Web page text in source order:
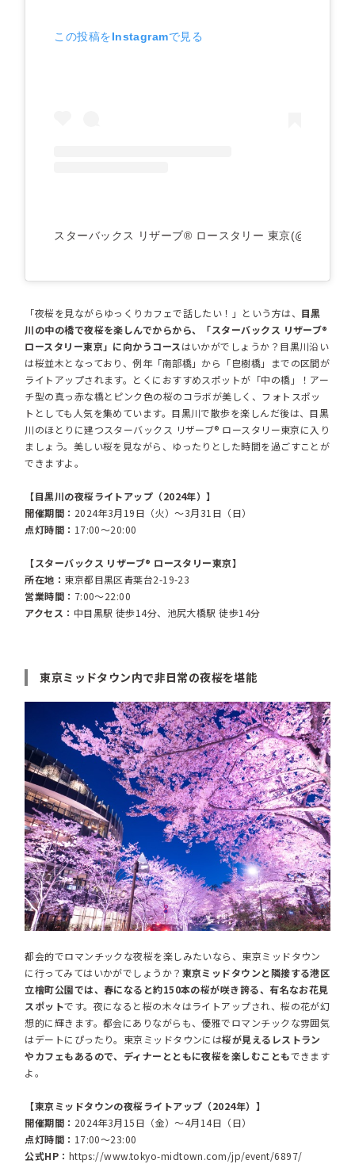
この投稿をInstagramで見る
スターバックス リザーブ®︎ ロースタリー 東京
「夜桜を見ながらゆっくりカフェで話したい！」という方は、 目黒
川の中の橋で夜桜を楽しんでからから、「スターバックス リザーブ®
ロースタリー東京」に向かうコースはいかがでしょうか？目黒川沿い
は桜並木となっており、例年「南部橋」から「皀樹橋」までの区間が
ライトアップされます。とくにおすすめスポットが「中の橋」！アー
チ型の真っ赤な橋とピンク色の桜のコラボが美しく、フォトスポッ
トとしても人気を集めています。目黒川で散歩を楽しんだ後は、目黒
川のほとりに建つスターバックス リザーブ® ロースタリー東京に入り
ましょう。美しい桜を見ながら、ゆったりとした時間を過ごすことが
できますよ。
【目黒川の夜桜ライトアップ（2024年）】
開催期間： 2024年3月19日（火）～3月31日（日）
点灯時間： 17:00～20:00
【スターバックス リザーブ® ロースタリー東京】
所在地： 東京都目黒区青葉台2-19-23
営業時間： 7:00～22:00
アクセス： 中目黒駅 徒歩14分、池尻大橋駅 徒歩14分
東京ミッドタウン内で非日常の夜桜を堪能
都会的でロマンチックな夜桜を楽しみたいなら、東京ミッドタウン
に行ってみてはいかがでしょうか？ 東京ミッドタウンと隣接する港区
立檜町公園では、春になると約150本の桜が咲き誇る、有名なお花見
スポットです。夜になると桜の木々はライトアップされ、桜の花が幻
想的に輝きます。都会にありながらも、優雅でロマンチックな雰囲気
はデートにぴったり。東京ミッドタウンには桜が見えるレストラン
やカフェもあるので、ディナーとともに夜桜を楽しむこともできます
よ。
【東京ミッドタウンの夜桜ライトアップ（2024年）】
開催期間： 2024年3月15日（金）～4月14日（日）
点灯時間： 17:00～23:00
公式HP： https://www.tokyo-midtown.com/jp/event/6897/